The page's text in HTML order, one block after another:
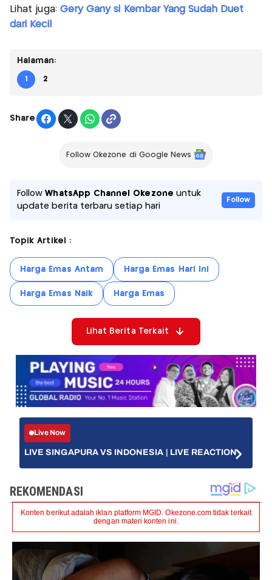
Lihat juga: Gery Gany si Kembar Yang Sudah Duet
dari Kecil
Halaman:
1 2
Share
Follow Okezone di Google News
FollowWhatsApp Channel Okezone untuk
update berita terbaru setiap hari
Follow
Topik Artikel :
Harga Emas Antam Harga Emas Hari Ini
Harga Emas Naik Harga Emas
Lihat Berita Terkait
Live Now
LIVE SINGAPURA VS INDONESIA | LIVE REACTION